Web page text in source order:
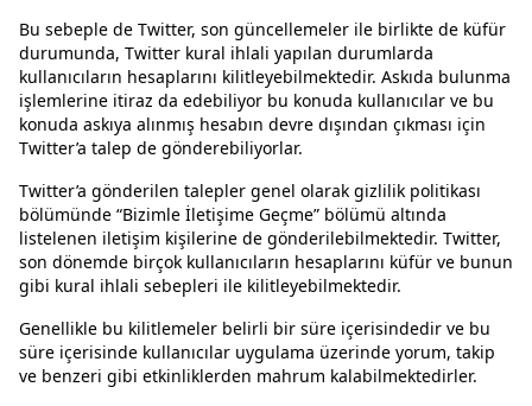
Bu sebeple de Twitter, son güncellemeler ile birlikte de küfür
durumunda, Twitter kural ihlali yapılan durumlarda
kullanıcıların hesaplarını kilitleyebilmektedir. Askıda bulunma
işlemlerine itiraz da edebiliyor bu konuda kullanıcılar ve bu
konuda askıya alınmış hesabın devre dışından çıkması için
Twitter’a talep de gönderebiliyorlar.
Twitter’a gönderilen talepler genel olarak gizlilik politikası
bölümünde “Bizimle İletişime Geçme” bölümü altında
listelenen iletişim kişilerine de gönderilebilmektedir. Twitter,
son dönemde birçok kullanıcıların hesaplarını küfür ve bunun
gibi kural ihlali sebepleri ile kilitleyebilmektedir.
Genellikle bu kilitlemeler belirli bir süre içerisindedir ve bu
süre içerisinde kullanıcılar uygulama üzerinde yorum, takip
ve benzeri gibi etkinliklerden mahrum kalabilmektedirler.